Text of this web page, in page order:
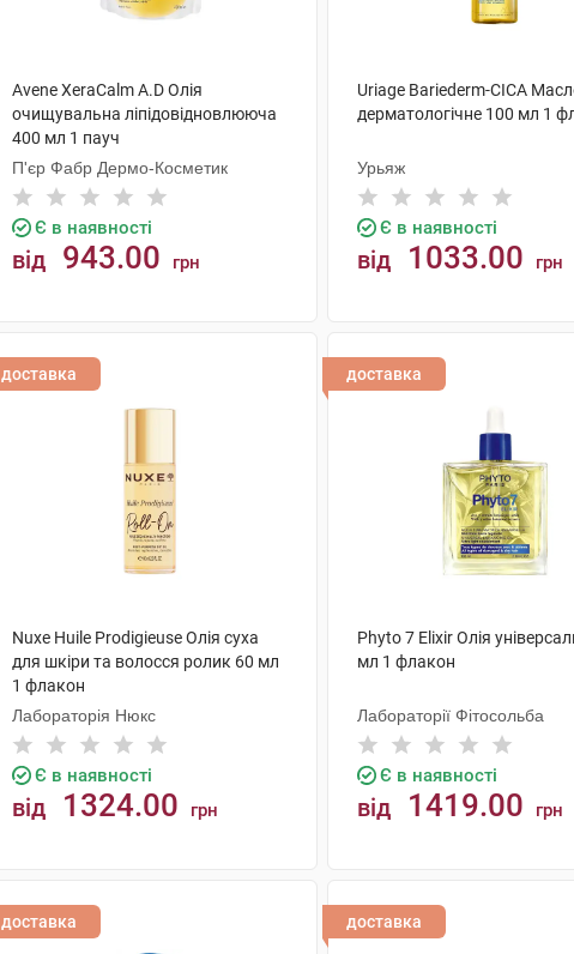
Avene XeraCalm A.D Олія
очищувальна ліпідовідновлююча
400 мл 1 пауч
П'єр Фабр Дермо-Косметик
Є в наявності
від 943.00 грн
Uriage Bariederm-CICA
дерматологічне 100 мл 1
Урьяж
Є в наявності
від 1033.00 грн
доставка
Nuxe Huile Prodigieuse Олія суха
для шкіри та волосся ролик 60 мл
1 флакон
Лабораторія Нюкс
Є в наявності
від 1324.00 грн
доставка
Phyto 7 Elixir Олія
мл 1 флакон
Лабораторії Фітосольба
Є в наявності
від 1419.00 грн
доставка доставка